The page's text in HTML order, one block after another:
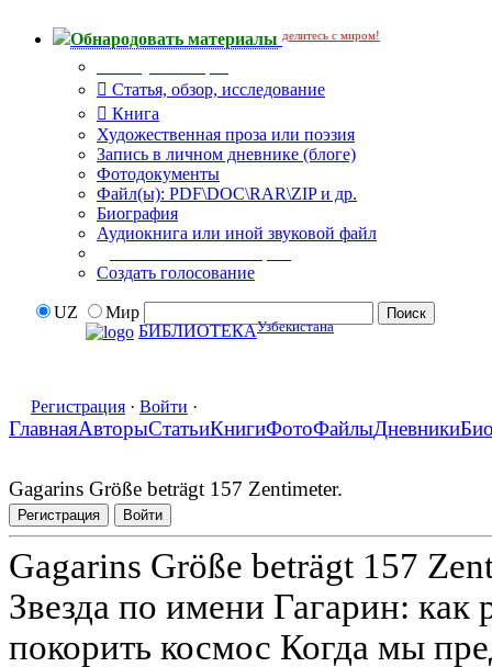
Обнародовать материалы делитесь с миром!
Статья, обзор, исследование
Книга
Художественная проза или поэзия
Запись в личном дневнике (блоге)
Фотодокументы
Файл(ы): PDF\DOC\RAR\ZIP и др.
Биография
Аудиокнига или иной звуковой файл
Создать голосование
UZ
Мир
БИБЛИОТЕКАУзбекистана
Регистрация · Войти ·
ГлавнаяАвторыСтатьиКнигиФотоФайлыДневники
Gagarins Größe beträgt 157 Zentimeter.
Регистрация Войти
Gagarins Größe beträgt 157
Звезда по имени Гагарин: как
покорить космос Когда мы